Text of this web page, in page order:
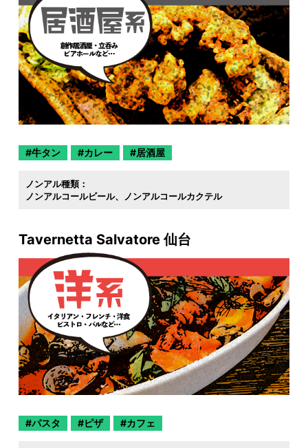
牛タン カレー 居酒屋
ノンアル種類：
ノンアルコールビール
ノンアルコールカクテル
Tavernetta Salvatore 仙台
パスタ ピザ カフェ